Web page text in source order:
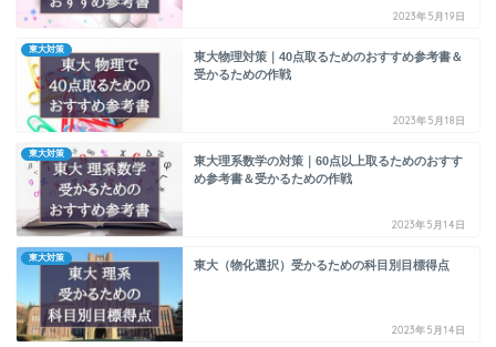
2023年5月19日
東大対策
東大物理対策｜40点取るためのおすすめ参考書＆
受かるための作戦
2023年5月18日
東大対策
東大理系数学の対策｜60点以上取るためのおすす
め参考書＆受かるための作戦
2023年5月14日
東大対策
東大（物化選択）受かるための科目別目標得点
2023年5月14日